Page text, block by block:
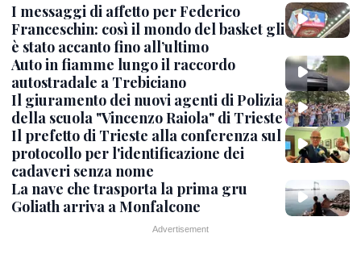
I messaggi di affetto per Federico
Franceschin: così il mondo del basket gli
è stato accanto fino all’ultimo
Auto in fiamme lungo il raccordo
autostradale a Trebiciano
Il giuramento dei nuovi agenti di Polizia
della scuola "Vincenzo Raiola" di Trieste
Il prefetto di Trieste alla conferenza sul
protocollo per l'identificazione dei
cadaveri senza nome
La nave che trasporta la prima gru
Goliath arriva a Monfalcone